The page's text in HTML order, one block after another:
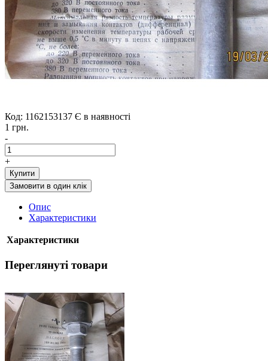
Код: 1162153137 Є в наявності
1 грн.
-
+
Купити
Замовити в один клік
Опис
Характеристики
Характеристики
Переглянуті товари